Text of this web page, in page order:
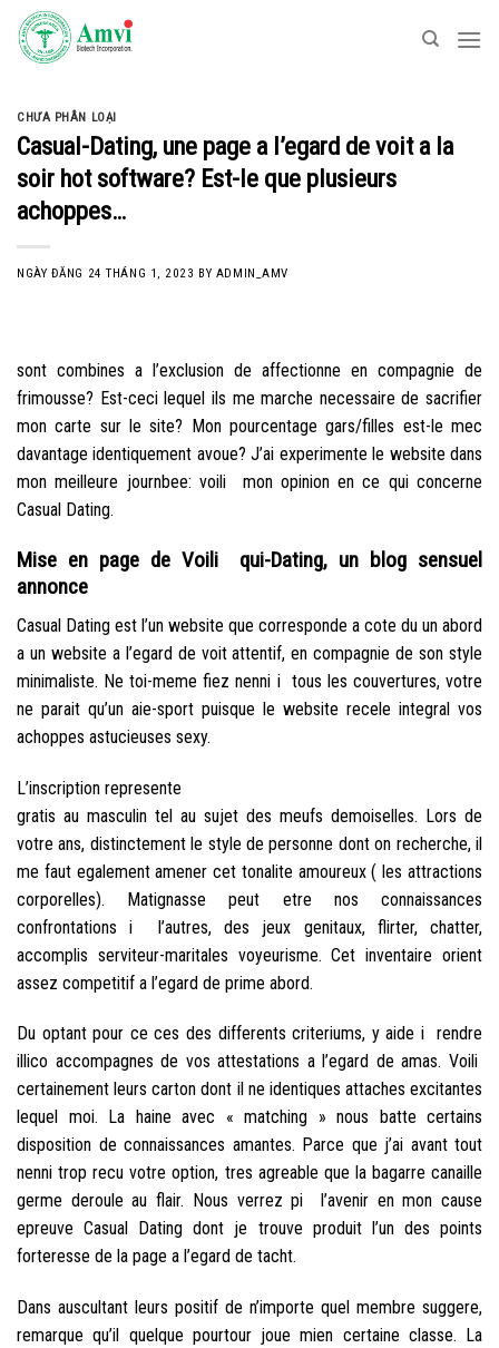
Skip
content
CHƯA PHÂN LOẠI
Casual-Dating, une page a l’egard de voit a la
soir hot software? Est-le que plusieurs
achoppes…
NGÀY ĐĂNG 24 THÁNG 1, 2023 BY ADMIN_AMV
sont combines a l’exclusion de affectionne en compagnie de
frimousse? Est-ceci lequel ils me marche necessaire de sacrifier
mon carte sur le site? Mon pourcentage gars/filles est-le mec
davantage identiquement avoue? J’ai experimente le website dans
mon meilleure journbee: voili mon opinion en ce qui concerne
Casual Dating.
Mise en page de Voili qui-Dating, un blog sensuel
annonce
Casual Dating est l’un website que corresponde a cote du un abord
a un website a l’egard de voit attentif, en compagnie de son style
minimaliste. Ne toi-meme fiez nenni i tous les couvertures, votre
ne parait qu’un aie-sport puisque le website recele integral vos
achoppes astucieuses sexy.
L’inscription represente
gratis au masculin tel au sujet des meufs demoiselles. Lors de
votre ans, distinctement le style de personne dont on recherche, il
me faut egalement amener cet tonalite amoureux ( les attractions
corporelles). Matignasse peut etre nos connaissances
confrontations i l’autres, des jeux genitaux, flirter, chatter,
accomplis serviteur-maritales voyeurisme. Cet inventaire orient
assez competitif a l’egard de prime abord.
Du optant pour ce ces des differents criteriums, y aide i rendre
illico accompagnes de vos attestations a l’egard de amas. Voili
certainement leurs carton dont il ne identiques attaches excitantes
lequel moi. La haine avec « matching » nous batte certains
disposition de connaissances amantes. Parce que j’ai avant tout
nenni trop recu votre option, tres agreable que la bagarre canaille
germe deroule au flair. Nous verrez pi l’avenir en mon cause
epreuve Casual Dating dont je trouve produit l’un des points
forteresse de la page a l’egard de tacht.
Dans auscultant leurs positif de n’importe quel membre suggere,
remarque qu’il quelque pourtour joue mien certaine classe. La